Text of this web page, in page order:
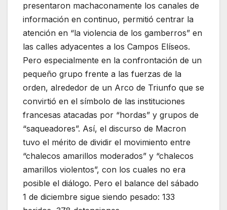
presentaron machaconamente los canales de
información en continuo, permitió centrar la
atención en “la violencia de los gamberros” en
las calles adyacentes a los Campos Elíseos.
Pero especialmente en la confrontación de un
pequeño grupo frente a las fuerzas de la
orden, alrededor de un Arco de Triunfo que se
convirtió en el símbolo de las instituciones
francesas atacadas por “hordas” y grupos de
“saqueadores”. Así, el discurso de Macron
tuvo el mérito de dividir el movimiento entre
“chalecos amarillos moderados” y “chalecos
amarillos violentos”, con los cuales no era
posible el diálogo. Pero el balance del sábado
1 de diciembre sigue siendo pesado: 133